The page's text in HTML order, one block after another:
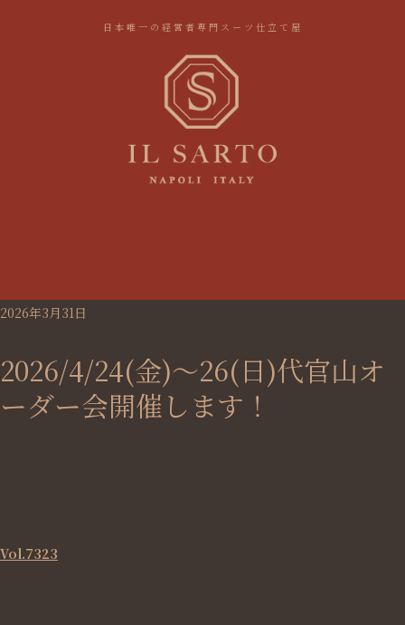
日本唯一の経営者専門スーツ仕立て屋
2026年3月31日
2026/4/24(金)～26(日)代官山オ
ーダー会開催します！
Vol.7323